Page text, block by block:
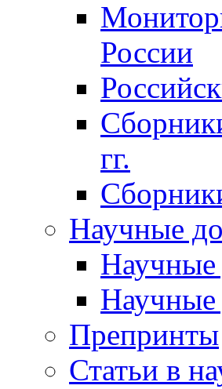
России
гг.
Научные
Научные
Научные
Препринты
Статьи в